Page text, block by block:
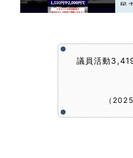
民
議員活動
（